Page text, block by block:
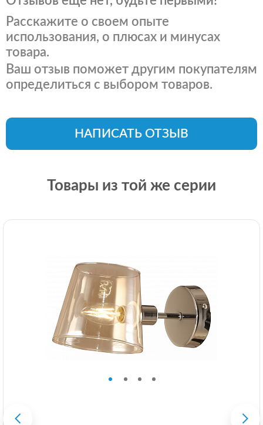
Расскажите о своем опыте
использования, о плюсах и минусах
товара.
Ваш отзыв поможет другим покупателям
определиться с выбором товаров.
НАПИСАТЬ ОТЗЫВ
Товары из той же серии